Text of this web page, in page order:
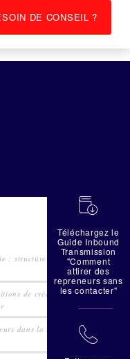
DE CONSEIL ?
: structurer la cession
de crédit sur la
dans la transmission
蠟
Téléchargez le
Guide Inbound
Transmission
"Comment
attirer des
repreneurs sans
les contacter"
拉